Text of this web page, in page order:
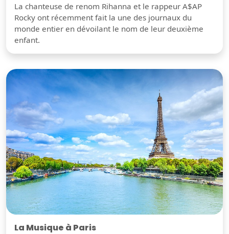
La chanteuse de renom Rihanna et le rappeur A$AP
Rocky ont récemment fait la une des journaux du
monde entier en dévoilant le nom de leur deuxième
enfant.
La Musique à Paris